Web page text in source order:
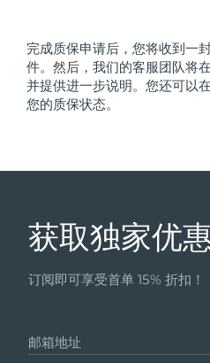
完成质保申请后，您将收到一
件。然后，我们的客服团队将
并提供进一步说明。您还可以
您的质保状态。
罗马尼亚
俄罗斯
斯洛伐克
斯洛文尼亚
获取独家优
订阅即可享受首单 15% 折扣！
邮箱地址